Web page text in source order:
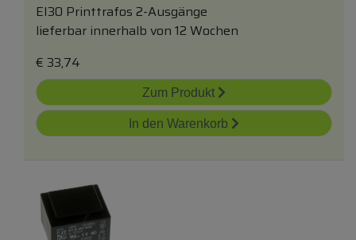
EI30 Printtrafos 2-Ausgänge
lieferbar innerhalb von 12 Wochen
€ 33,74
Zum Produkt
In den Warenkorb